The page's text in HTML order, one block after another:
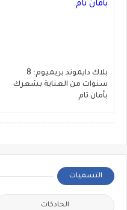
‎بلاك دايموند بريميوم: 8
سنوات من العناية بشعرك
بأمان تام
التسميات
الحادكات